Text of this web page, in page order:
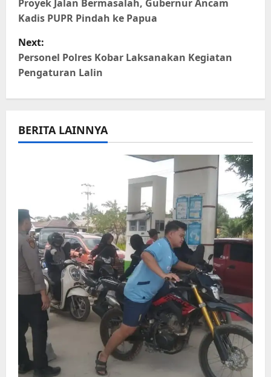
o
s
t
n
v
a
t
o
Proyek Jalan Bermasalah, Gubernur Ancam
Kadis PUPR Pindah ke Papua
Next:
Personel Polres Kobar Laksanakan Kegiatan
Pengaturan Lalin
BERITA LAINNYA